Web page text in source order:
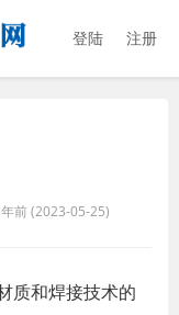
登陆 注册
前 (2023-05-25)
质和焊接技术的